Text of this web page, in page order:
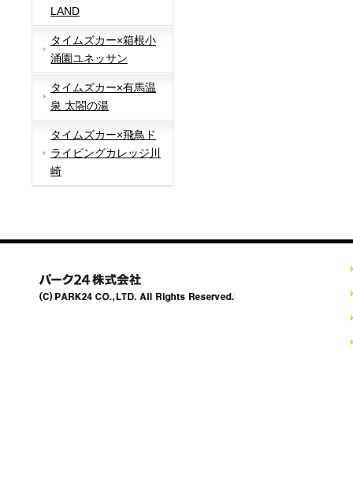
LAND
タイムズカー×箱根小
涌園ユネッサン
タイムズカー×有馬温
泉 太閤の湯
タイムズカー×飛鳥ド
ライビングカレッジ川
崎